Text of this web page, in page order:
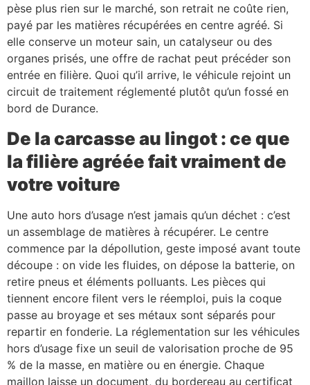
pèse plus rien sur le marché, son retrait ne coûte rien,
payé par les matières récupérées en centre agréé. Si
elle conserve un moteur sain, un catalyseur ou des
organes prisés, une offre de rachat peut précéder son
entrée en filière. Quoi qu’il arrive, le véhicule rejoint un
circuit de traitement réglementé plutôt qu’un fossé en
bord de Durance.
De la carcasse au lingot : ce que
la filière agréée fait vraiment de
votre voiture
Une auto hors d’usage n’est jamais qu’un déchet : c’est
un assemblage de matières à récupérer. Le centre
commence par la dépollution, geste imposé avant toute
découpe : on vide les fluides, on dépose la batterie, on
retire pneus et éléments polluants. Les pièces qui
tiennent encore filent vers le réemploi, puis la coque
passe au broyage et ses métaux sont séparés pour
repartir en fonderie. La réglementation sur les véhicules
hors d’usage fixe un seuil de valorisation proche de 95
% de la masse, en matière ou en énergie. Chaque
maillon laisse un document, du bordereau au certificat